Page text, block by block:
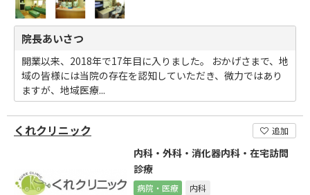
院長あいさつ
開業以来、2018年で17年目に入りました。 おかげさまで、地
域の皆様には当院の存在を認知していただき、微力ではあり
ますが、地域医療...
くれクリニック 追加
内科・外科・消化器内科・在宅訪問
診療
病院・医療 内科